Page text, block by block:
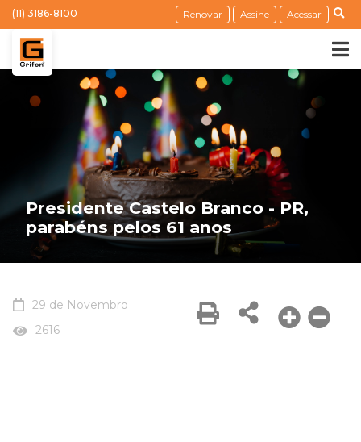
(11) 3186-8100 Renovar Assine Acessar
Presidente Castelo Branco - PR,
parabéns pelos 61 anos
29 de Novembro
2616